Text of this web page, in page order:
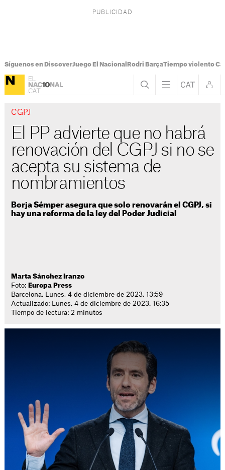
Síguenos en DiscoverJuego El Nacional Rodri BarçaTiempo violento
CGPJ
El PP advierte que no habrá
renovación del CGPJ si no se
acepta su sistema de
nombramientos
Borja Sémper asegura que solo renovarán el CGPJ, si
hay una reforma de la ley del Poder Judicial
Marta Sánchez Iranzo
Foto: Europa Press
Barcelona. Lunes, 4 de diciembre de 2023. 13:59
Actualizado: Lunes, 4 de diciembre de 2023. 16:35
Tiempo de lectura: 2 minutos